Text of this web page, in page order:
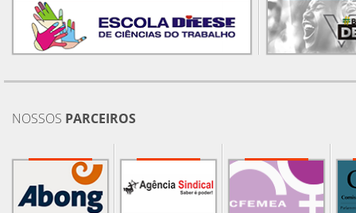
NOSSOS PARCEIROS